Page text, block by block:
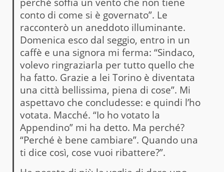
conto di come si è governato”. Le
racconterò un aneddoto illuminante.
Domenica esco dal seggio, entro in un
caffè e una signora mi ferma: “Sindaco,
volevo ringraziarla per tutto quello che
ha fatto. Grazie a lei Torino è diventata
una città bellissima, piena di cose”. Mi
aspettavo che concludesse: e quindi l’ho
votata. Macché. “Io ho votato la
Appendino” mi ha detto. Ma perché?
“Perché è bene cambiare”. Quando una
ti dice così, cose vuoi ribattere?”.